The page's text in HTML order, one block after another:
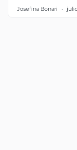
Josefina Bonari